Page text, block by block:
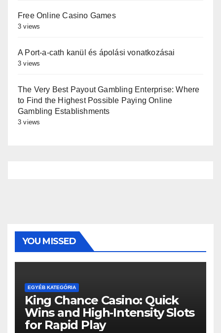
Free Online Casino Games
3 views
A Port-a-cath kanül és ápolási vonatkozásai
3 views
The Very Best Payout Gambling Enterprise: Where
to Find the Highest Possible Paying Online
Gambling Establishments
3 views
YOU MISSED
EGYÉB KATEGÓRIA
King Chance Casino: Quick
Wins and High‑Intensity Slots
for Rapid Play